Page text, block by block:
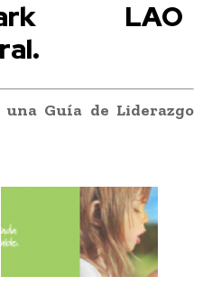
LAO
Guía de Liderazgo